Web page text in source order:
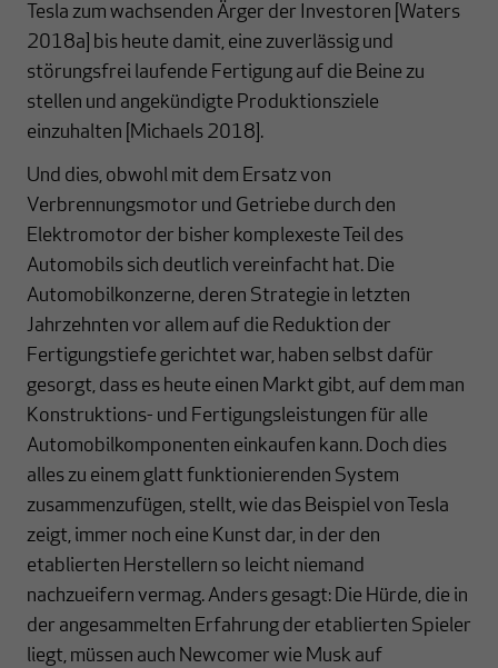
Tesla zum wachsenden Ärger der Investoren [Waters
2018a] bis heute damit, eine zuverlässig und
störungsfrei laufende Fertigung auf die Beine zu
stellen und angekündigte Produktionsziele
einzuhalten [Michaels 2018].
Und dies, obwohl mit dem Ersatz von
Verbrennungsmotor und Getriebe durch den
Elektromotor der bisher komplexeste Teil des
Automobils sich deutlich vereinfacht hat. Die
Automobilkonzerne, deren Strategie in letzten
Jahrzehnten vor allem auf die Reduktion der
Fertigungstiefe gerichtet war, haben selbst dafür
gesorgt, dass es heute einen Markt gibt, auf dem man
Konstruktions- und Fertigungsleistungen für alle
Automobilkomponenten einkaufen kann. Doch dies
alles zu einem glatt funktionierenden System
zusammenzufügen, stellt, wie das Beispiel von Tesla
zeigt, immer noch eine Kunst dar, in der den
etablierten Herstellern so leicht niemand
nachzueifern vermag. Anders gesagt: Die Hürde, die in
der angesammelten Erfahrung der etablierten Spieler
liegt, müssen auch Newcomer wie Musk auf